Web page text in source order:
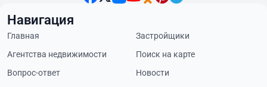
Навигация
Главная
Застройщики
Агентства недвижимости
Поиск на карте
Вопрос-ответ
Новости